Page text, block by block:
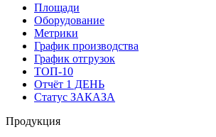
Площади
Оборудование
Метрики
График производства
График отгрузок
ТОП-10
Отчёт 1 ДЕНЬ
Статус ЗАКАЗА
Продукция